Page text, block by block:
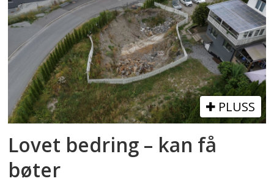
PLUSS
Lovet bedring – kan få
bøter